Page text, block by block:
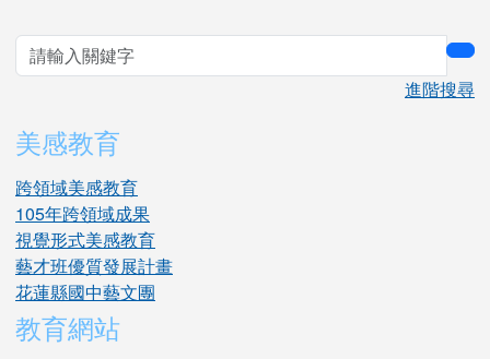
進階搜尋
美感教育
跨領域美感教育
105年跨領域成果
視覺形式美感教育
藝才班優質發展計畫
花蓮縣國中藝文團
教育網站